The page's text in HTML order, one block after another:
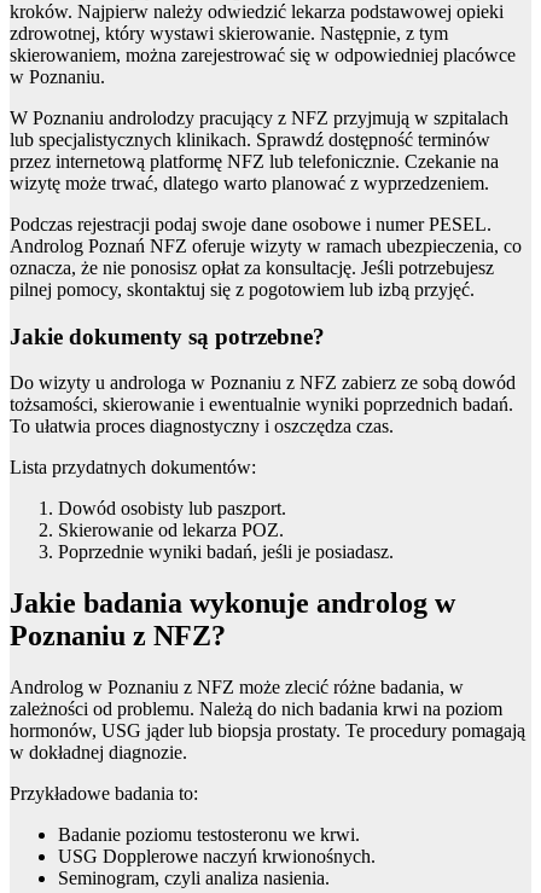
kroków. Najpierw należy odwiedzić lekarza podstawowej opieki
zdrowotnej, który wystawi skierowanie. Następnie, z tym
skierowaniem, można zarejestrować się w odpowiedniej placówce
w Poznaniu.
W Poznaniu androlodzy pracujący z NFZ przyjmują w szpitalach
lub specjalistycznych klinikach. Sprawdź dostępność terminów
przez internetową platformę NFZ lub telefonicznie. Czekanie na
wizytę może trwać, dlatego warto planować z wyprzedzeniem.
Podczas rejestracji podaj swoje dane osobowe i numer PESEL.
Androlog Poznań NFZ oferuje wizyty w ramach ubezpieczenia, co
oznacza, że nie ponosisz opłat za konsultację. Jeśli potrzebujesz
pilnej pomocy, skontaktuj się z pogotowiem lub izbą przyjęć.
Jakie dokumenty są potrzebne?
Do wizyty u androloga w Poznaniu z NFZ zabierz ze sobą dowód
tożsamości, skierowanie i ewentualnie wyniki poprzednich badań.
To ułatwia proces diagnostyczny i oszczędza czas.
Lista przydatnych dokumentów:
Dowód osobisty lub paszport.
Skierowanie od lekarza POZ.
Poprzednie wyniki badań, jeśli je posiadasz.
Jakie badania wykonuje androlog w
Poznaniu z NFZ?
Androlog w Poznaniu z NFZ może zlecić różne badania, w
zależności od problemu. Należą do nich badania krwi na poziom
hormonów, USG jąder lub biopsja prostaty. Te procedury pomagają
w dokładnej diagnozie.
Przykładowe badania to:
Badanie poziomu testosteronu we krwi.
USG Dopplerowe naczyń krwionośnych.
Seminogram, czyli analiza nasienia.